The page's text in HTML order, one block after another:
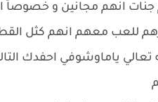
انهم مجانين و خصوصاً
للعب معهم انهم كثل القط
ياماوشوفي احفدك